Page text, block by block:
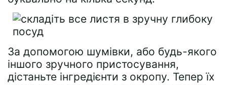
За допомогою шумівки, або будь-якого
іншого зручного пристосування,
дістаньте інгредієнти з окропу. Тепер їх